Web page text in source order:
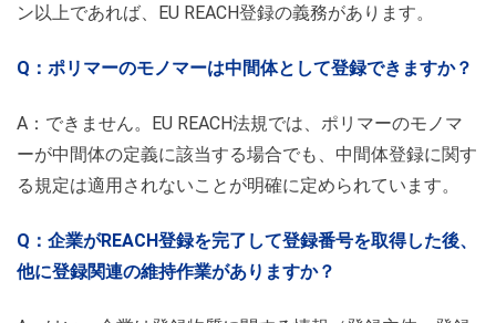
ン以上であれば、EU REACH登録の義務があ ります。
Q：ポリマーのモノマーは中間体として登録できますか？
A：できません。EU REACH法規では、ポリマーのモノマ
ーが中間体の定義に該当する場合でも、中間体登録に関す
る規定は適用されないことが明確に定められています。
Q：企業がREACH登録を完了して登録番号を取得した後、
他に登録関連の維持作業がありますか？